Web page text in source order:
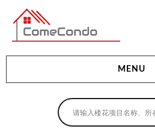
多伦多最新最全的楼花搜
MENU
地产相关